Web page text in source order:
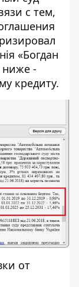
с тем,
«Богдан
ниже -
кредиту.
от